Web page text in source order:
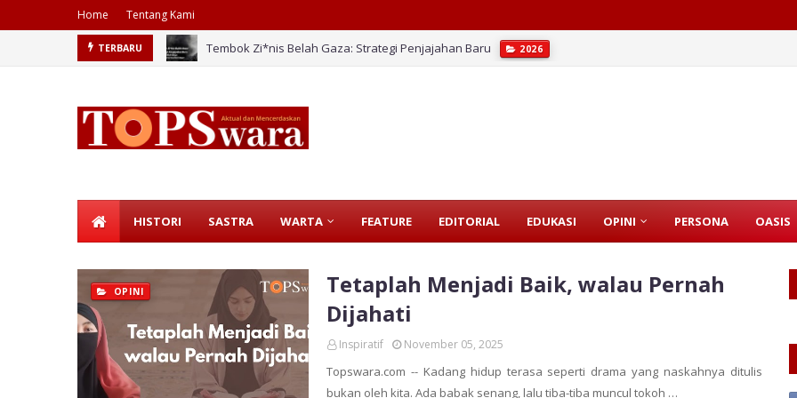
Home Tentang Kami
TERBARU
Tembok Zi*nis Belah Gaza: Strategi Penjajahan Baru
2026
HISTORI SASTRA WARTA FEATURE EDITORIAL EDUKASI OPINI PERSONA OASIS
OPINI
Tetaplah Menjadi Baik, walau Pernah
Dijahati
Inspiratif November 05, 2025
Topswara.com -- Kadang hidup terasa seperti drama yang naskahnya ditulis
bukan oleh kita. Ada babak senang, lalu tiba-tiba muncul tokoh …